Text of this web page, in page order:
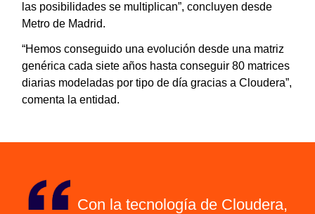
las posibilidades se multiplican”, concluyen desde
Metro de Madrid.
“Hemos conseguido una evolución desde una matriz
genérica cada siete años hasta conseguir 80 matrices
diarias modeladas por tipo de día gracias a Cloudera”,
comenta la entidad.
Con la tecnología de Cloudera,